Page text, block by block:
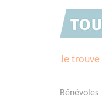
Je trouve
Bénévoles